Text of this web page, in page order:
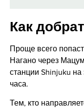
Как
Проще всего
Нагано через
станции Shinjuku на
часа.
Тем, кто